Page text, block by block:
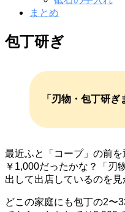
まとめ
包丁研ぎ
「刃物・包丁研
最近ふと「コープ」の前
￥1,000だったかな？「刃
出して出店しているのを見
どこの家庭にも包丁の2〜